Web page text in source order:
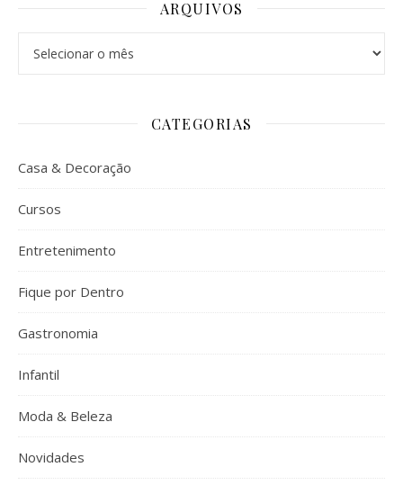
ARQUIVOS
CATEGORIAS
Casa & Decoração
Cursos
Entretenimento
Fique por Dentro
Gastronomia
Infantil
Moda & Beleza
Novidades